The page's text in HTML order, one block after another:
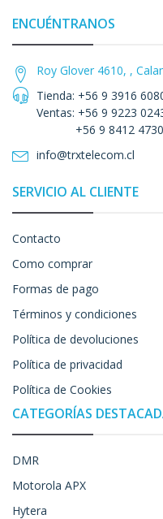
ENCUÉNTRANOS
Roy Glover 4610, ,
Tienda: +56 9 3916
Ventas: +56 9 9223
+56 9 8412 4730
info@trxtelecom.cl
SERVICIO AL CLIENTE
Contacto
Como comprar
Formas de pago
Términos y condiciones
Política de devoluciones
Política de privacidad
Política de Cookies
CATEGORÍAS
DMR
Motorola APX
Hytera